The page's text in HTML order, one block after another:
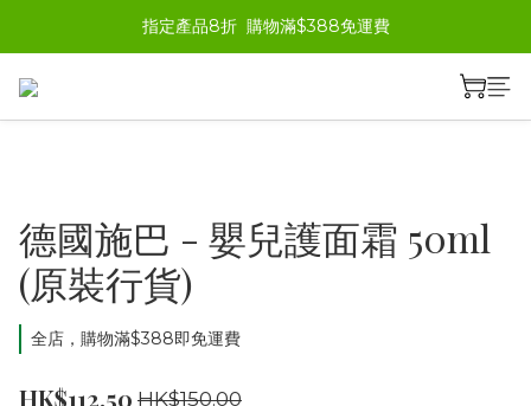
指定產品8折  購物滿$388免運費
德國施巴 - 嬰兒護面霜 50ml
(原裝行貨)
全店，購物滿$388即免運費
HK$112.50 HK$150.00